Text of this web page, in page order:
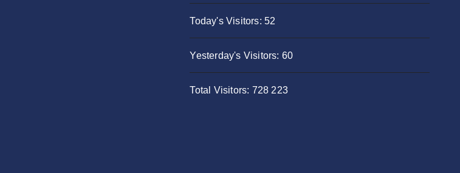
Today's Visitors: 52
Yesterday's Visitors: 60
Total Visitors: 728 223